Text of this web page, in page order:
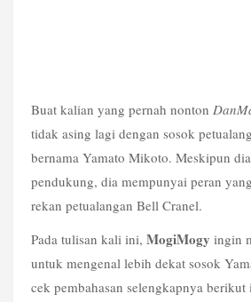
Buat kalian yang pernah nonton
tidak asing lagi dengan sosok
bernama Yamato Mikoto. Meskipun
pendukung, dia mempunyai peran
rekan petualangan Bell Cranel.
Pada tulisan kali ini, MogiMogy ingin
untuk mengenal lebih dekat sosok
cek pembahasan selengkapnya berikut